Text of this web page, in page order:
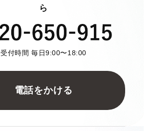
ら
受付時間 毎日9:00〜18:00
電話をかける